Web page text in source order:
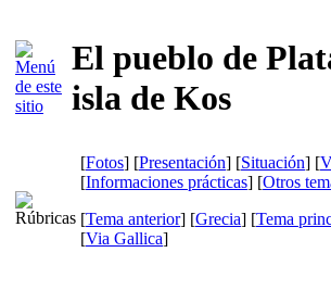
El pueblo de
isla de Kos
[Fotos] [Presentación] [Situación] [
[Informaciones prácticas] [Otros
[Tema anterior] [Grecia] [Tema
[Via Gallica]